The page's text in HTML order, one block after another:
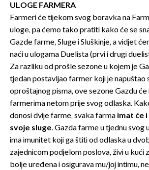
ULOGE FARMERA
Farmeri će tijekom svog boravka na
uloge, pa ćemo tako pratiti kako će se
Gazde farme, Sluge i Sluškinje, a vidjet
naći u ulogama Duelista (prvi i drugi
Za razliku od prošle sezone u kojem je
tjedan postavljao farmer koji je napuštao
oproštajnog pisma, ove sezone Gazdu
farmerima netom prije svog odlaska.
donosi dvije farme, svaka farma imat će
svoje sluge. Gazda farme u tjednu svog
ima imunitet koji ga štiti od odlaska u
zajednicom podjelom poslova, živi u kući
bolje uređena i osigurava mu/joj intimu,